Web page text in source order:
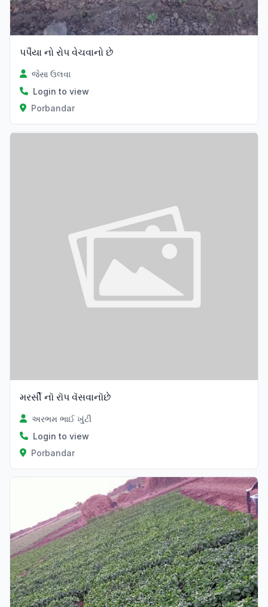
પપૈયા નો રોપ વેચવાનો છે
જેસા ઉલવા
Login to view
Porbandar
મરર્સી નૉ રૉપ વૅસવાનૉછે
અરભમ ભાઈ ખુંટી
Login to view
Porbandar